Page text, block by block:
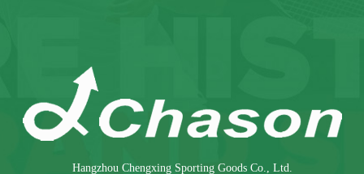
Hangzhou Chengxing Sporting Goods Co., Ltd.